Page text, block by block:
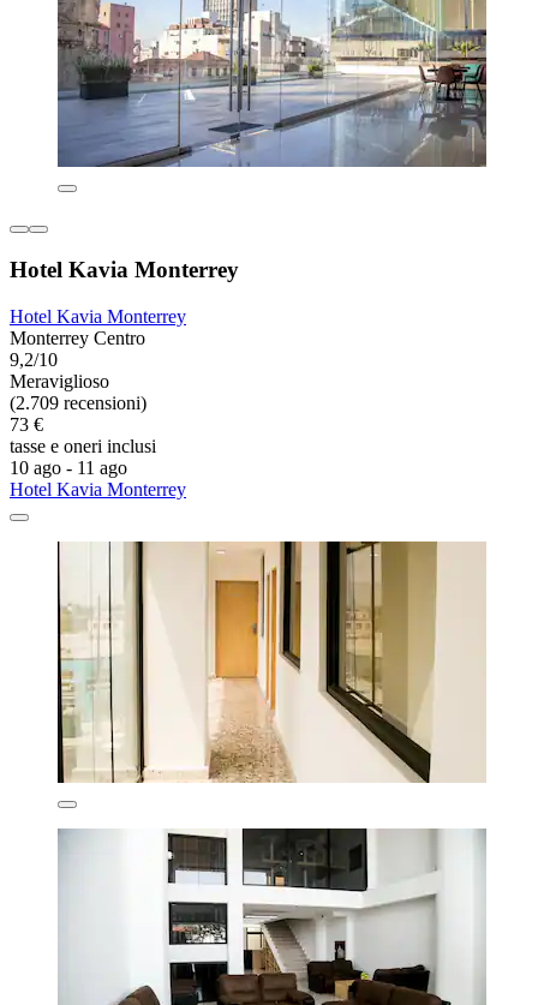
Hotel Kavia Monterrey
Hotel Kavia Monterrey
Monterrey Centro
9,2/10
Meraviglioso
(2.709 recensioni)
73 €
tasse e oneri inclusi
10 ago - 11 ago
Hotel Kavia Monterrey